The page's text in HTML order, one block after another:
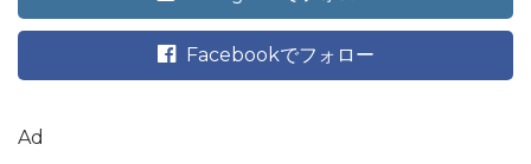
Facebookでフォロー
Ad